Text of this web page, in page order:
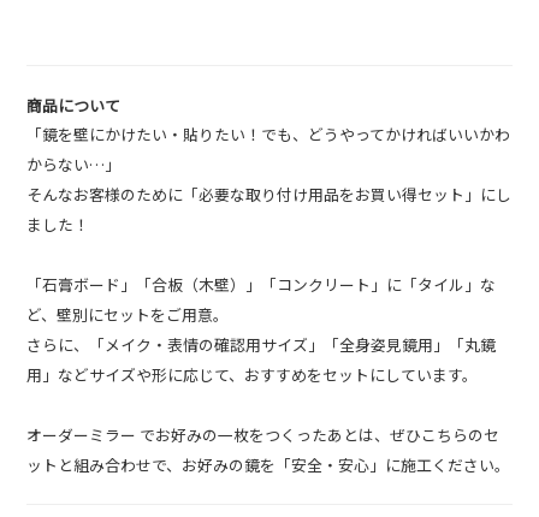
商品について
「鏡を壁にかけたい・貼りたい！でも、どうやってかければいいかわ
からない…」
そんなお客様のために「必要な取り付け用品をお買い得セット」にし
ました！
「石膏ボード」「合板（木壁）」「コンクリート」に「タイル」な
ど、壁別にセットをご用意。
さらに、「メイク・表情の確認用サイズ」「全身姿見鏡用」「丸鏡
用」などサイズや形に応じて、おすすめをセットにしています。
オーダーミラー でお好みの一枚をつくったあとは、ぜひこちらのセ
ットと組み合わせで、お好みの鏡を「安全・安心」に施工ください。